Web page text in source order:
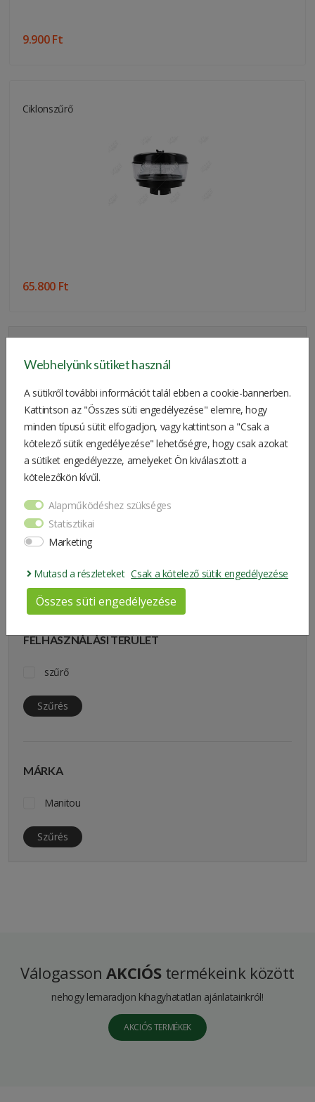
Szűrés
ALKATRÉSZTÍPUS
eredeti
Szűrés
FELHASZNÁLÁSI TERÜLET
szűrő
Szűrés
MÁRKA
Manitou
Szűrés
9.900 Ft
Ciklonszűrő
65.800 Ft
VálogassonAKCIÓStermékeink között
nehogy lemaradjon kihagyhatatlan ajánlatainkról!
AKCIÓS TERMÉKEK
Webhelyünk sütiket használ
A sütikről további információt talál ebben a cookie-bannerben.
Kattintson az "Összes süti engedélyezése" elemre, hogy
minden típusú sütit elfogadjon, vagy kattintson a "Csak a
kötelező sütik engedélyezése" lehetőségre, hogy csak azokat
a sütiket engedélyezze, amelyeket Ön kiválasztott a
kötelezőkön kívűl.
Alapműködéshez szükséges
Statisztikai
Marketing
Mutasd a részleteket Csak a kötelező sütik engedélyezése
Összes süti engedélyezése